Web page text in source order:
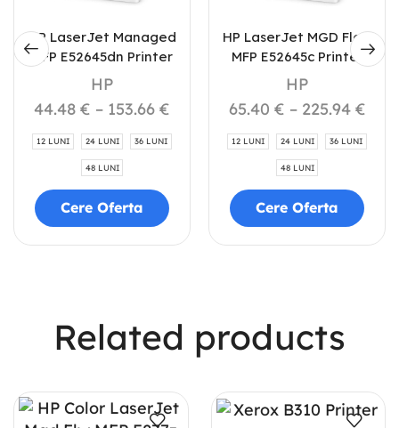
HP LaserJet Managed
MFP E52645dn Printer
HP
44.48 € – 153.66 €
12 LUNI 24 LUNI 36 LUNI
48 LUNI
Cere Oferta
HP LaserJet MGD Flow
MFP E52645c Printer
HP
65.40 € – 225.94 €
12 LUNI 24 LUNI 36 LUNI
48 LUNI
Cere Oferta
Related products